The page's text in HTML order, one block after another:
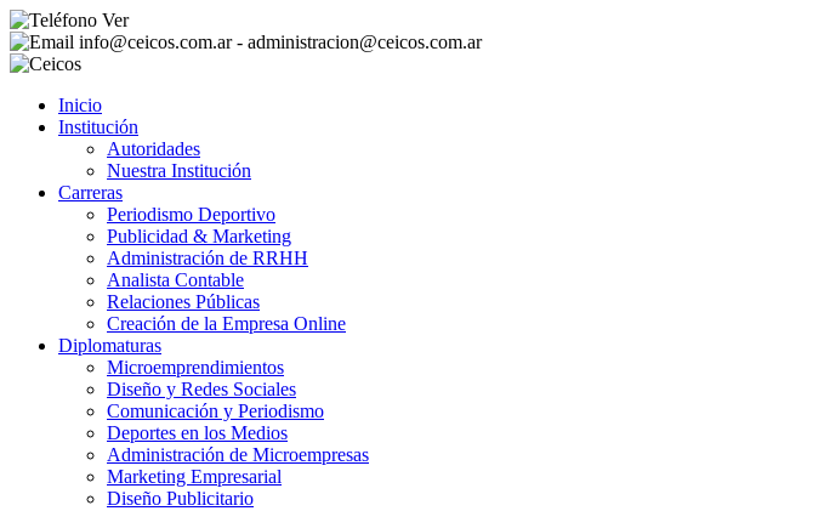
Ver
info@ceicos.com.ar - administracion@ceicos.com.ar
Inicio
Institución
Autoridades
Nuestra Institución
Carreras
Periodismo Deportivo
Publicidad & Marketing
Administración de RRHH
Analista Contable
Relaciones Públicas
Creación de la Empresa Online
Diplomaturas
Microemprendimientos
Diseño y Redes Sociales
Comunicación y Periodismo
Deportes en los Medios
Administración de Microempresas
Marketing Empresarial
Diseño Publicitario